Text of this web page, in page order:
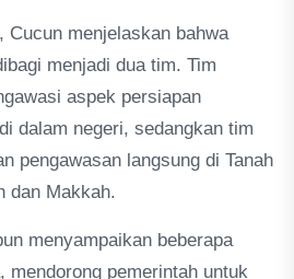
Cucun menjelaskan bahwa
menjadi dua tim. Tim
aspek persiapan
dalam negeri, sedangkan tim
pengawasan langsung di Tanah
dan Makkah.
menyampaikan beberapa
mendorong pemerintah untuk